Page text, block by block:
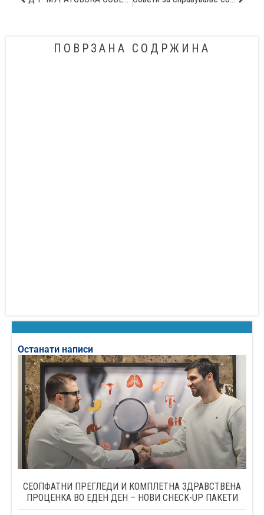
ПОВРЗАНА СОДРЖИНА
Останати написи
СЕОПФАТНИ ПРЕГЛЕДИ И КОМПЛЕТНА ЗДРАВСТВЕНА
ПРОЦЕНКА ВО ЕДЕН ДЕН – НОВИ CHECK-UP ПАКЕТИ